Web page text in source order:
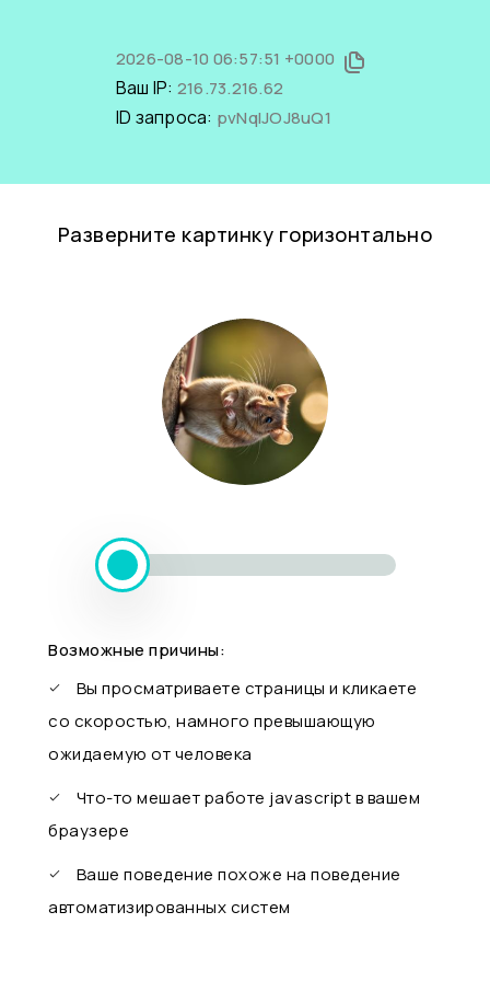
2026-08-10 06:57:51 +0000
Ваш IP: 216.73.216.62
ID запроса: pvNqlJOJ8uQ1
Разверните картинку горизонтально
Возможные причины:
Вы просматриваете страницы и кликаете
со скоростью, намного превышающую
ожидаемую от человека
Что-то мешает работе javascript в вашем
браузере
Ваше поведение похоже на поведение
автоматизированных систем